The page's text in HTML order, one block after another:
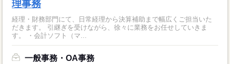
理事務
経理・財務部門にて、日常経理から決算補助まで幅広くご担当いた
だきます。 引継ぎを受けながら、徐々に業務をお任せしていきま
す。 ・会計ソフト（マ...
一般事務・OA事務